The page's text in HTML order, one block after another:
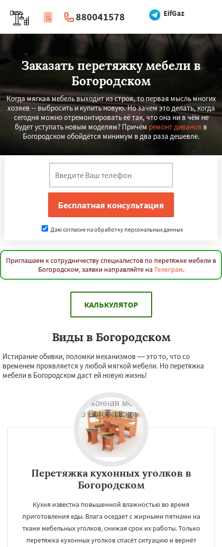
EifGaz
880041578
| Перезвоните мне
Заказать перетяжку мебели в
Богородском
Когда мягкая мебель выходит из строя, то первая мысль многих
хозяев -- выбросить и купить новую. Но зачем это делать, когда
сегодня можно отремонтировать её так, что она ни в чём не
будет уступать новым моделям? Причём ремонт диванов в
Богородском обойдётся минимум в два раза дешевле.
Даю согласие на обработку персональных данных
Приглашаем к сотрудничеству специалистов по перетяжке мебели в
Богородском, заявки направляйте на Телеграм.
КАЛЬКУЛЯТОР
Виды в Богородском
Истирание обивки, поломки механизмов — это то, что со
временем проявляется у любой мягкой мебели. Но перетяжка
мебели в Богородском даст ей новую жизнь!
Перетяжка кухонных уголков в
Богородском
Кухня известна повышенной влажностью во время
приготовления еды. Влага оседает с жирными пятнами на
ткани мебельных уголков, снижая срок их работы. Только
перетяжка кухонных уголков спасёт ситуацию и вернёт